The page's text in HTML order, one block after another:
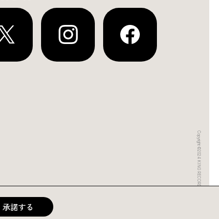
Copyright ©2024 KING RECORDS
承諾する